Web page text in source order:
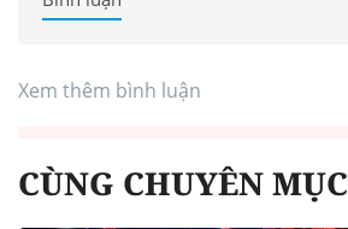
Xem thêm bình luận
CÙNG CHUYÊN MỤC